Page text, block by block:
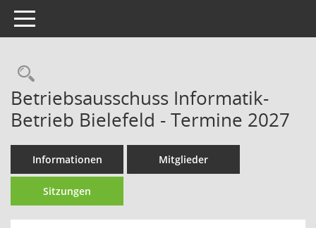
Toggle navigation
Rechercheauswahl
Betriebsausschuss Informatik-
Betrieb Bielefeld - Termine 2027
Informationen Mitglieder
Sitzungen